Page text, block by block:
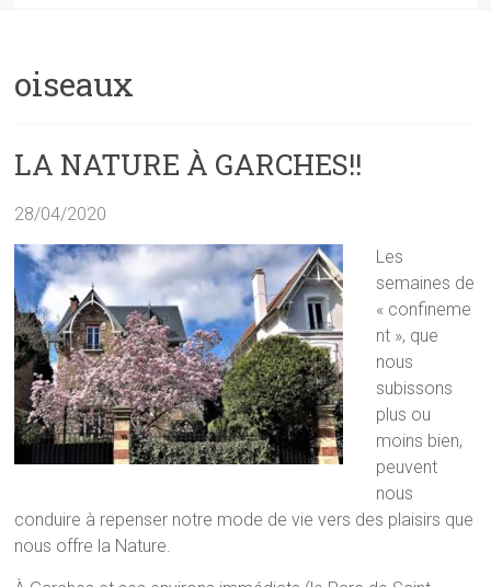
oiseaux
LA NATURE À GARCHES!!
28/04/2020
Les
semaines de
« confineme
nt », que
nous
subissons
plus ou
moins bien,
peuvent
nous
conduire à repenser notre mode de vie vers des plaisirs que
nous offre la Nature.